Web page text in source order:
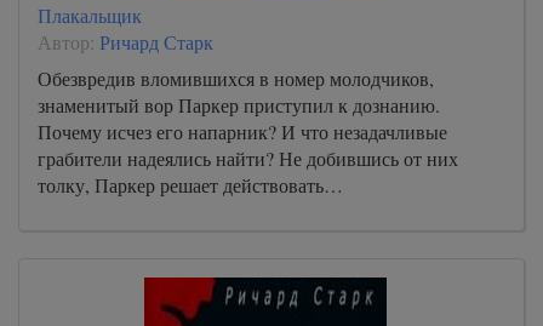
Плакальщик
Автор: Ричард Старк
Обезвредив вломившихся в номер молодчиков,
знаменитый вор Паркер приступил к дознанию.
Почему исчез его напарник? И что незадачливые
грабители надеялись найти? Не добившись от них
толку, Паркер решает действовать…